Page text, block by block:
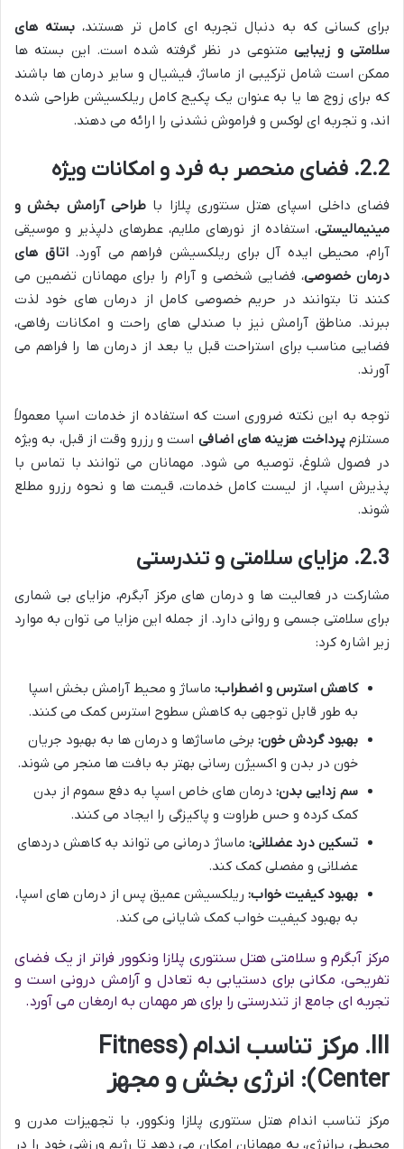
برای کسانی که به دنبال تجربه ای کامل تر هستند،بسته های
سلامتی و زیباییمتنوعی در نظر گرفته شده است. این بسته ها
ممکن است شامل ترکیبی از ماساژ، فیشیال و سایر درمان ها باشند
که برای زوج ها یا به عنوان یک پکیج کامل ریلکسیشن طراحی شده
اند، و تجربه ای لوکس و فراموش نشدنی را ارائه می دهند.
2.2. فضای منحصر به فرد و امکانات ویژه
فضای داخلی اسپای هتل سنتوری پلازا باطراحی آرامش بخش و
مینیمالیستی، استفاده از نورهای ملایم، عطرهای دلپذیر و موسیقی
آرام، محیطی ایده آل برای ریلکسیشن فراهم می آورد.اتاق های
درمان خصوصی، فضایی شخصی و آرام را برای مهمانان تضمین می
کنند تا بتوانند در حریم خصوصی کامل از درمان های خود لذت
ببرند. مناطق آرامش نیز با صندلی های راحت و امکانات رفاهی،
فضایی مناسب برای استراحت قبل یا بعد از درمان ها را فراهم می
آورند.
توجه به این نکته ضروری است که استفاده از خدمات اسپا معمولاً
مستلزمپرداخت هزینه های اضافی است و رزرو وقت از قبل، به ویژه
در فصول شلوغ، توصیه می شود. مهمانان می توانند با تماس با
پذیرش اسپا، از لیست کامل خدمات، قیمت ها و نحوه رزرو مطلع
شوند.
2.3. مزایای سلامتی و تندرستی
مشارکت در فعالیت ها و درمان های مرکز آبگرم، مزایای بی شماری
برای سلامتی جسمی و روانی دارد. از جمله این مزایا می توان به موارد
زیر اشاره کرد:
کاهش استرس و اضطراب: ماساژ و محیط آرامش بخش اسپا
به طور قابل توجهی به کاهش سطوح استرس کمک می کنند.
بهبود گردش خون: برخی ماساژها و درمان ها به بهبود جریان
خون در بدن و اکسیژن رسانی بهتر به بافت ها منجر می شوند.
سم زدایی بدن: درمان های خاص اسپا به دفع سموم از بدن
کمک کرده و حس طراوت و پاکیزگی را ایجاد می کنند.
تسکین درد عضلانی: ماساژ درمانی می تواند به کاهش دردهای
عضلانی و مفصلی کمک کند.
بهبود کیفیت خواب: ریلکسیشن عمیق پس از درمان های اسپا،
به بهبود کیفیت خواب کمک شایانی می کند.
مرکز آبگرم و سلامتی هتل سنتوری پلازا ونکوور فراتر از یک فضای
تفریحی، مکانی برای دستیابی به تعادل و آرامش درونی است و
تجربه ای جامع از تندرستی را برای هر مهمان به ارمغان می آورد.
III. مرکز تناسب اندام (Fitness
Center): انرژی بخش و مجهز
مرکز تناسب اندام هتل سنتوری پلازا ونکوور، با تجهیزات مدرن و
محیطی پرانرژی، به مهمانان امکان می دهد تا رژیم ورزشی خود را در